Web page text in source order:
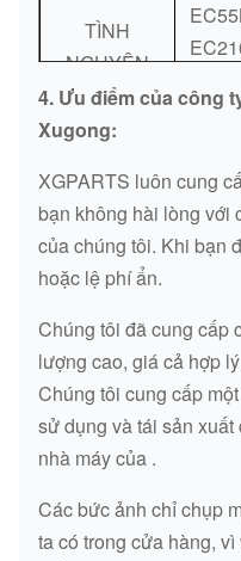
CẢM BIẾN
TRỤC CAM
CẢM BIẾN
TRỤC CAM
CẢM BIẾN
TRỤC CAM
CẢM BIẾN
CẢM BIẾN
TRỤC CAM
CẢM BIẾN
CẢM BIẾN
TÌNH
NGUYỆN
4. Ưu điểm của công
Xugong:
XGPARTS luôn cung
bạn không hài lòng với
của chúng tôi. Khi bạn
hoặc lệ phí ẩn.
Chúng tôi đã cung cấp
lượng cao, giá cả hợp
Chúng tôi cung cấp
sử dụng và tái sản
nhà máy của .
Các bức ảnh chỉ chụp
ta có trong cửa hàng,